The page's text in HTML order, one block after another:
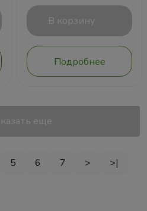
В корзину
Подробнее
еще
5 6 7 > >|